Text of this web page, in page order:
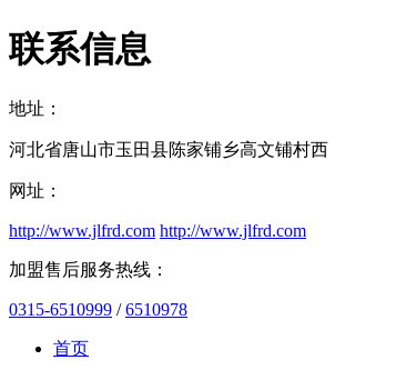
联系信息
地址：
河北省唐山市玉田县陈家铺乡高文铺村西
网址：
http://www.jlfrd.com http://www.jlfrd.com
加盟售后服务热线：
0315-6510999 /6510978
首页